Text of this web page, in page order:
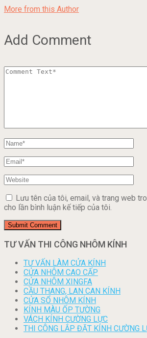
More from this Author
Add Comment
Lưu tên của tôi, email, và trang web
cho lần bình luận kế tiếp của tôi.
TƯ VẤN THI CÔNG NHÔM KÍNH
TƯ VẤN LÀM CỬA KÍNH
CỬA NHÔM CAO CẤP
CỬA NHÔM XINGFA
CẦU THANG, LAN CAN KÍNH
CỬA SỔ NHÔM KÍNH
KÍNH MÀU ỐP TƯỜNG
VÁCH KÍNH CƯỜNG LỰC
THI CÔNG LẮP ĐẶT KÍNH CƯỜNG